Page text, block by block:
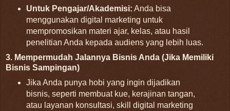
Untuk Pengajar/Akademisi: Anda bisa
menggunakan digital marketing untuk
mempromosikan materi ajar, kelas, atau hasil
penelitian Anda kepada audiens yang lebih luas.
3. Mempermudah Jalannya Bisnis Anda (Jika Memiliki
Bisnis Sampingan)
Jika Anda punya hobi yang ingin dijadikan
bisnis, seperti membuat kue, kerajinan tangan,
atau layanan konsultasi, skill digital marketing